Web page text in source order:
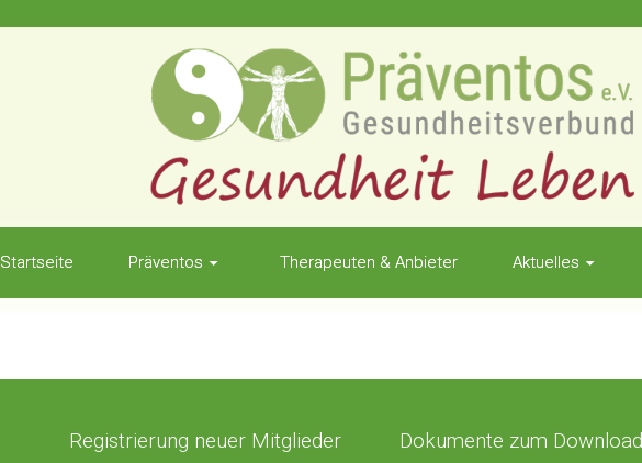
Startseite Präventos Therapeuten & Anbieter Aktuelles
Registrierung neuer Mitglieder Dokumente zum Download